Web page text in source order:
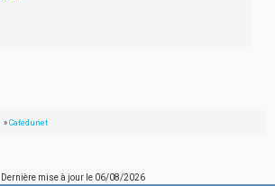
» Cafedunet
Dernière mise à jour le 06/08/2026